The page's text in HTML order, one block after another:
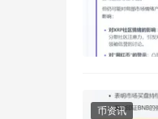
币资讯